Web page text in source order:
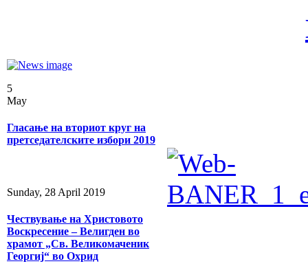
5
May
Гласање на вториот круг на
претседателските избори 2019
Sunday, 28 April 2019
Чествување на Христовото
Воскресение – Велигден во
храмот „Св. Великомаченик
Георгиј“ во Охрид